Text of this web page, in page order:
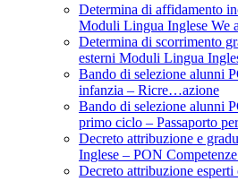
Determina di affidamento
Moduli Lingua Inglese We
Determina di scorrimento
esterni Moduli Lingua
Bando di selezione alunni
infanzia – Ricre…azione
Bando di selezione alunni
primo ciclo – Passaporto
Decreto attribuzione e
Inglese – PON
Decreto attribuzione